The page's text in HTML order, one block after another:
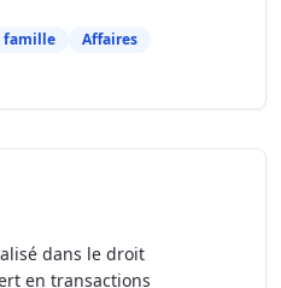
famille
Affaires
dans le droit
en transactions